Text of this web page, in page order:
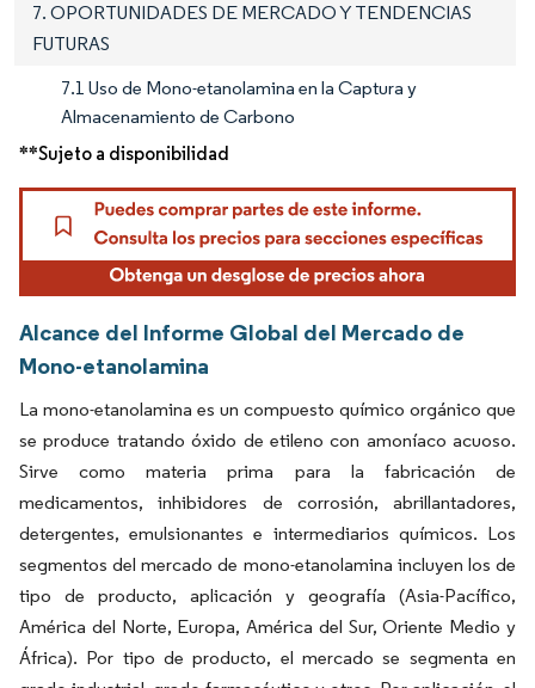
7. OPORTUNIDADES DE MERCADO Y TENDENCIAS
FUTURAS
7.1 Uso de Mono-etanolamina en la Captura y
Almacenamiento de Carbono
**Sujeto a disponibilidad
Alcance del Informe Global del Mercado de
Mono-etanolamina
La mono-etanolamina es un compuesto químico orgánico que
se produce tratando óxido de etileno con amoníaco acuoso.
Sirve como materia prima para la fabricación de
medicamentos, inhibidores de corrosión, abrillantadores,
detergentes, emulsionantes e intermediarios químicos. Los
segmentos del mercado de mono-etanolamina incluyen los de
tipo de producto, aplicación y geografía (Asia-Pacífico,
América del Norte, Europa, América del Sur, Oriente Medio y
África). Por tipo de producto, el mercado se segmenta en